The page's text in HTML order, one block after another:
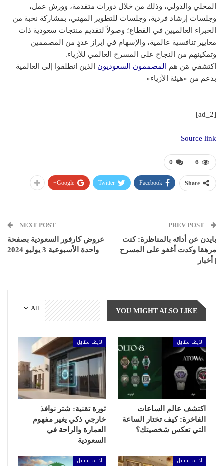
المحلي والدولي، وذلك من خلال دورات متقدمة، وورش عمل،
وجلسات إرشاد فردية، وجلسات للتطوير المهني، بمشاركة نخبة من
الخبراء العالميين في القطاع؛ وصولاً لتقديم منتجات سعودية ذات
معايير تنافسية عالمية، والإسهام في إبراز عددٍ من المصممين
وتمكينهم من النجاح على المسرح العالمي للأزياء.
اكتشفي مَن هم
المصممون السعوديون الذين انطلقوا إلى العالمية
بدعم من «هيئة الأزياء»
[ad_2]
Source link
0 6
Share
Facebook
Twitter
Google+
بايدن عن أدائه بالمناظرة: كنت
مرهقا وكدت أغفو على المسرح
| أخبار
NEXT POST
عروض كارفور السعودية بصفحة
واحدة الأسبوعية 3 يوليو 2024
All YOU MIGHT ALSO LIKE
لايف ستايل
اكتشف عالم الساعات
الفاخرة: كيف تختار الساعة
التي تعكس شخصيتك؟
لايف ستايل
ثورة تقنية: شتر نوافذ
خارجي ذكي يغير مفهوم
العمارة والراحة في
السعودية
لايف ستايل لايف ستايل